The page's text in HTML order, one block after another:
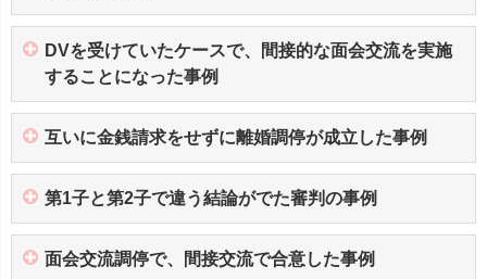
DVを受けていたケースで、間接的な面会交流を実施
することになった事例
互いに金銭請求をせずに離婚調停が成立した事例
第1子と第2子で違う結論がでた審判の事例
面会交流調停で、間接交流で合意した事例